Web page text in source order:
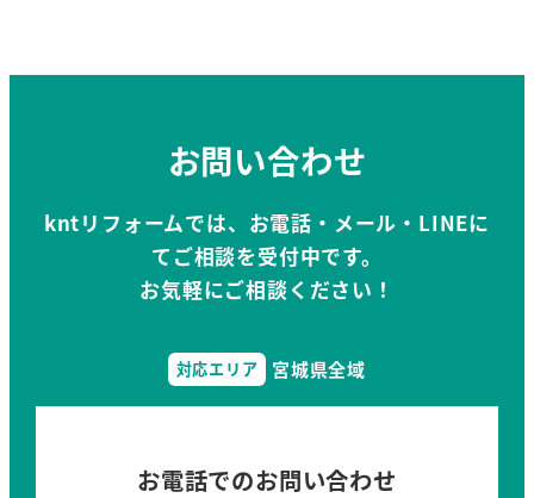
お問い合わせ
kntリフォームでは、お電話・メール・LINEに
てご相談を受付中です。
お気軽にご相談ください！
対応エリア 宮城県全域
お電話でのお問い合わせ